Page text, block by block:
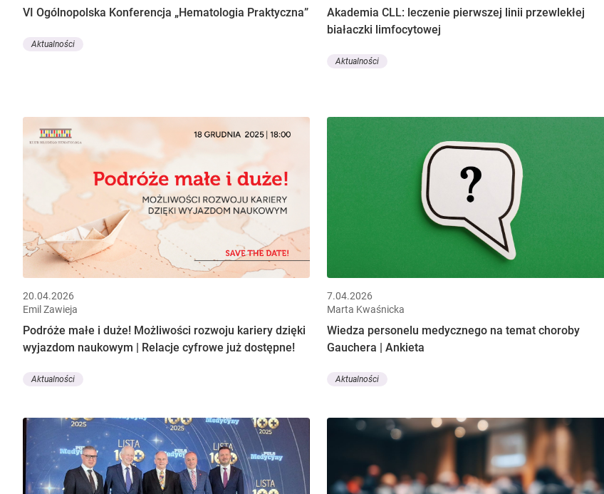
VI Ogólnopolska Konferencja „Hematologia Praktyczna”
Aktualności
Akademia CLL: leczenie pierwszej linii przewlekłej
białaczki limfocytowej
Aktualności
20.04.2026
Emil Zawieja
Podróże małe i duże! Możliwości rozwoju kariery dzięki
wyjazdom naukowym | Relacje cyfrowe już dostępne!
Aktualności
7.04.2026
Marta Kwaśnicka
Wiedza personelu medycznego na temat choroby
Gauchera | Ankieta
Aktualności